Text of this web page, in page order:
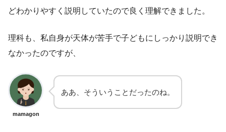
どわかりやすく説明していたので良く理解できました。
理科も、私自身が天体が苦手で子どもにしっかり説明でき
なかったのですが、
mamagon
ああ、そういうことだったのね。